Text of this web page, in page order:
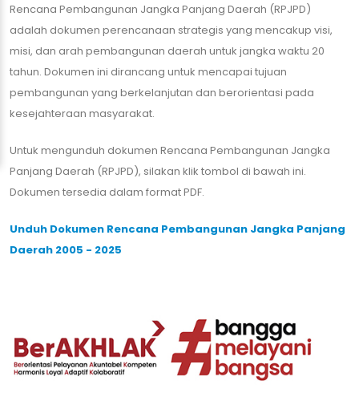
Rencana Pembangunan Jangka Panjang Daerah (RPJPD)
adalah dokumen perencanaan strategis yang mencakup visi,
misi, dan arah pembangunan daerah untuk jangka waktu 20
tahun. Dokumen ini dirancang untuk mencapai tujuan
pembangunan yang berkelanjutan dan berorientasi pada
kesejahteraan masyarakat.
Untuk mengunduh dokumen Rencana Pembangunan Jangka
Panjang Daerah (RPJPD), silakan klik tombol di bawah ini.
Dokumen tersedia dalam format PDF.
Unduh Dokumen Rencana Pembangunan Jangka Panjang
Daerah 2005 - 2025